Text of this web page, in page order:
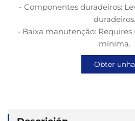
- Componentes duradeiros:
duradeiros.
- Baixa manutenção:
mínima.
Obter unha